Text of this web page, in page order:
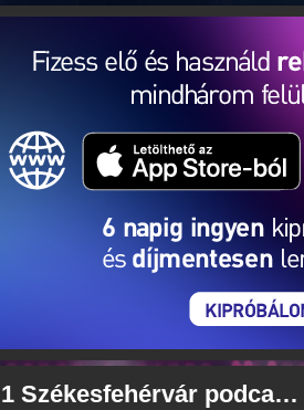
Rádió 1 Székesfehérvár archívum - Rádió 1 Székesfehérvár podcasts - Rádió 1 Székesfehérvár visszahallgatás